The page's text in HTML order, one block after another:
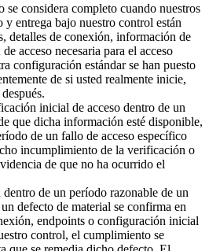
considera completo cuando nuestros
y entrega bajo nuestro control están
detalles de conexión, información de
acceso necesaria para el acceso
configuración estándar se han puesto
de si usted realmente inicie,
inicial de acceso dentro de un
que dicha información esté disponible,
de un fallo de acceso específico
incumplimiento de la verificación o
de que no ha ocurrido el
de un período razonable de un
defecto de material se confirma en
endpoints o configuración inicial
control, el cumplimiento se